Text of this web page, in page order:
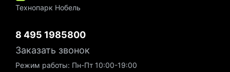
Технопарк Нобель
8 495 1985800
Заказать звонок
Режим работы: Пн-Пт 10:00-19:00